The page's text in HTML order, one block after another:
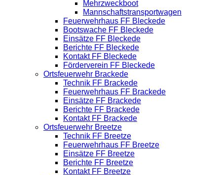
Mehrzweckboot
Mannschaftstransportwagen
Feuerwehrhaus FF Bleckede
Bootswache FF Bleckede
Einsätze FF Bleckede
Berichte FF Bleckede
Kontakt FF Bleckede
Förderverein FF Bleckede
Ortsfeuerwehr Brackede
Technik FF Brackede
Feuerwehrhaus FF Brackede
Einsätze FF Brackede
Berichte FF Brackede
Kontakt FF Brackede
Ortsfeuerwehr Breetze
Technik FF Breetze
Feuerwehrhaus FF Breetze
Einsätze FF Breetze
Berichte FF Breetze
Kontakt FF Breetze